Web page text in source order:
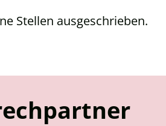
Stellen ausgeschrieben.